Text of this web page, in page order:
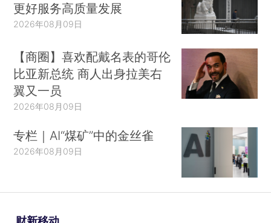
更好服务高质量发展
2026年08月09日
【商圈】喜欢配戴名表的哥伦
比亚新总统 商人出身拉美右
翼又一员
2026年08月09日
专栏｜AI“煤矿”中的金丝雀
2026年08月09日